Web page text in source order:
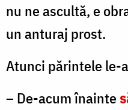
nu ne ascultă, e
un anturaj prost.
Atunci părintele le-
– De-acum înainte